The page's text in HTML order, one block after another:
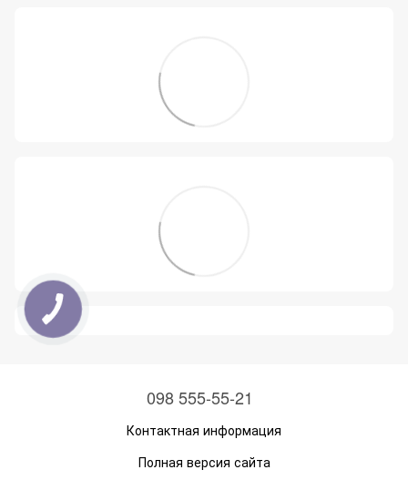
098 555-55-21
Контактная информация
Полная версия сайта